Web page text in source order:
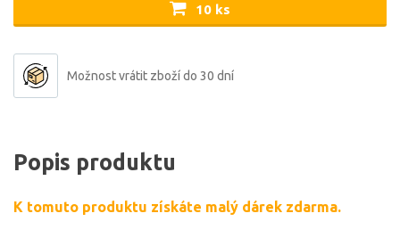
10 ks
Možnost vrátit zboží do 30 dní
Popis produktu
K tomuto produktu získáte malý dárek zdarma.